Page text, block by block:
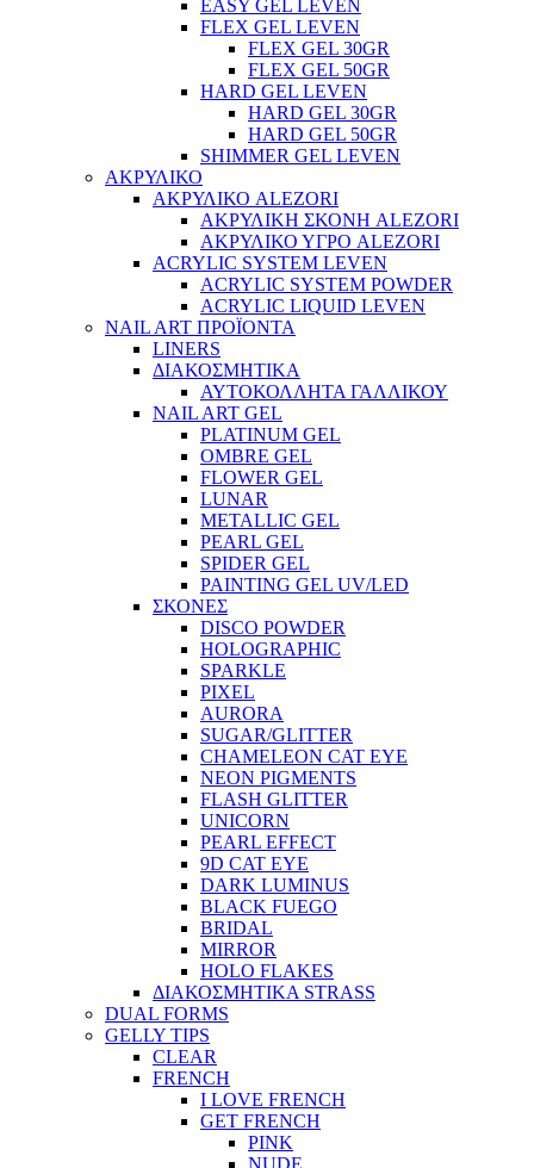
EASY GEL LEVEN
FLEX GEL LEVEN
FLEX GEL 30GR
FLEX GEL 50GR
HARD GEL LEVEN
HARD GEL 30GR
HARD GEL 50GR
SHIMMER GEL LEVEN
ΑΚΡΥΛΙΚΟ
ΑΚΡΥΛΙΚΟ ALEZORI
ΑΚΡΥΛΙΚΗ ΣΚΟΝΗ ALEZORI
ΑΚΡΥΛΙΚΟ ΥΓΡΟ ALEZORI
ACRYLIC SYSTEM LEVEN
ACRYLIC SYSTEM POWDER
ACRYLIC LIQUID LEVEN
NAIL ART ΠΡΟΪΟΝΤΑ
LINERS
ΔΙΑΚΟΣΜΗΤΙΚΑ
ΑΥΤΟΚΟΛΛΗΤΑ ΓΑΛΛΙΚΟΥ
NAIL ART GEL
PLATINUM GEL
OMBRE GEL
FLOWER GEL
LUNAR
METALLIC GEL
PEARL GEL
SPIDER GEL
PAINTING GEL UV/LED
ΣΚΟΝΕΣ
DISCO POWDER
HOLOGRAPHIC
SPARKLE
PIXEL
AURORA
SUGAR/GLITTER
CHAMELEON CAT EYE
NEON PIGMENTS
FLASH GLITTER
UNICORN
PEARL EFFECT
9D CAT EYE
DARK LUMINUS
BLACK FUEGO
BRIDAL
MIRROR
HOLO FLAKES
ΔΙΑΚΟΣΜΗΤΙΚΑ STRASS
DUAL FORMS
GELLY TIPS
CLEAR
FRENCH
I LOVE FRENCH
GET FRENCH
PINK
NUDE